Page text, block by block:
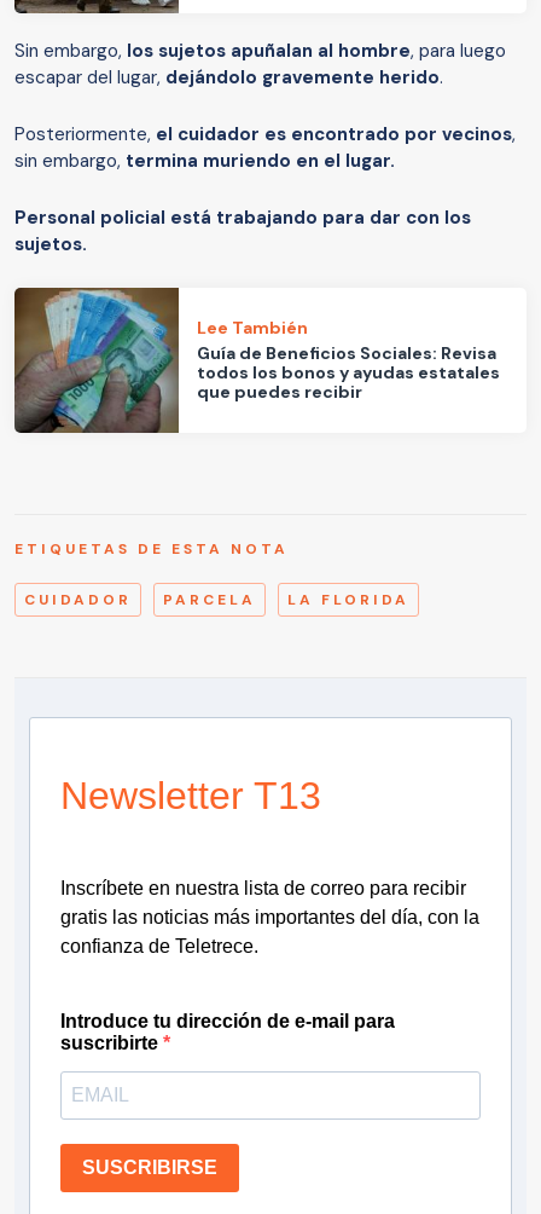
Sin embargo, los sujetos apuñalan al hombre, para luego
escapar del lugar, dejándolo gravemente herido.
Posteriormente, el cuidador es encontrado por vecinos,
sin embargo, termina muriendo en el lugar.
Personal policial está trabajando para dar con los
sujetos.
Lee También
Guía de Beneficios Sociales: Revisa
todos los bonos y ayudas estatales
que puedes recibir
ETIQUETAS DE ESTA NOTA
CUIDADOR PARCELA LA FLORIDA
Newsletter T13
Inscríbete en nuestra lista de correo para recibir
gratis las noticias más importantes del día, con la
confianza de Teletrece.
Introduce tu dirección de e-mail para
suscribirte
SUSCRIBIRSE